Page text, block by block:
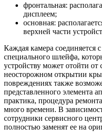
фронтальная:
дисплеем;
основная:
верхней части
Каждая камера
специального шлейфа,
устройству может отойти
неосторожном открытии
повреждениях также
представленного элемента
практика, процедура
много времени. В
сотрудники сервисного
полностью заменят ее на